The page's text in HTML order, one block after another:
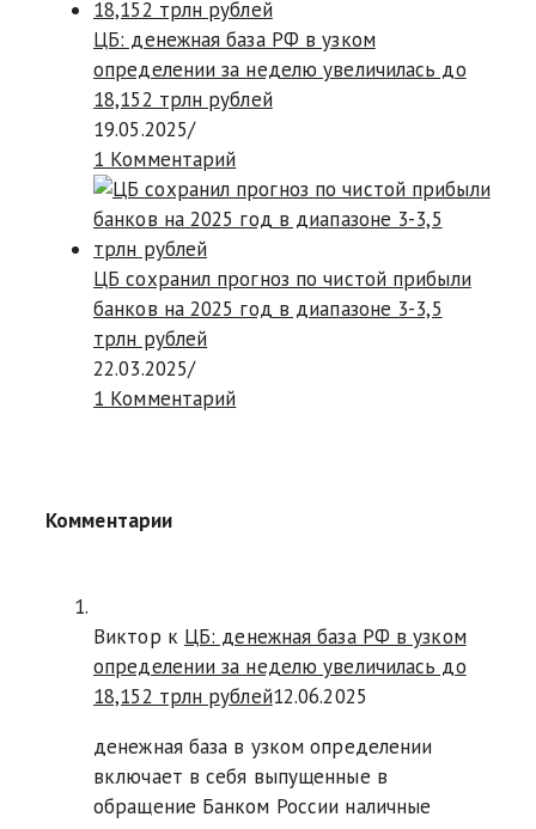
ЦБ: денежная база РФ в узком
определении за неделю увеличилась до
18,152 трлн рублей
19.05.2025/
1 Комментарий
ЦБ сохранил прогноз по чистой прибыли
банков на 2025 год в диапазоне 3-3,5
трлн рублей
22.03.2025/
1 Комментарий
Комментарии
Виктор к ЦБ: денежная база РФ в узком
определении за неделю увеличилась до
18,152 трлн рублей12.06.2025
денежная база в узком определении
включает в себя выпущенные в
обращение Банком России наличные